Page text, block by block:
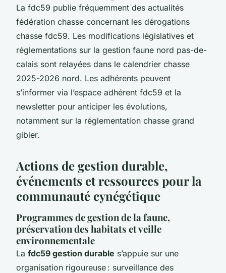
La fdc59 publie fréquemment des actualités
fédération chasse concernant les dérogations
chasse fdc59. Les modifications législatives et
réglementations sur la gestion faune nord pas-de-
calais sont relayées dans le calendrier chasse
2025-2026 nord. Les adhérents peuvent
s’informer via l’espace adhérent fdc59 et la
newsletter pour anticiper les évolutions,
notamment sur la réglementation chasse grand
gibier.
Actions de gestion durable,
événements et ressources pour la
communauté cynégétique
Programmes de gestion de la faune,
préservation des habitats et veille
environnementale
La fdc59 gestion durable s’appuie sur une
organisation rigoureuse : surveillance des